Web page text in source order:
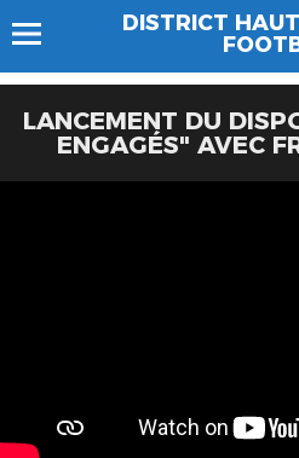
DISTRICT
LANCEMENT DU
ENGAGÉS" AVEC